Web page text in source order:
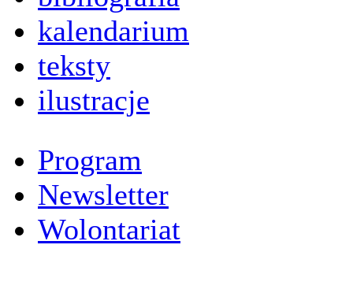
kalendarium
teksty
ilustracje
Program
Newsletter
Wolontariat